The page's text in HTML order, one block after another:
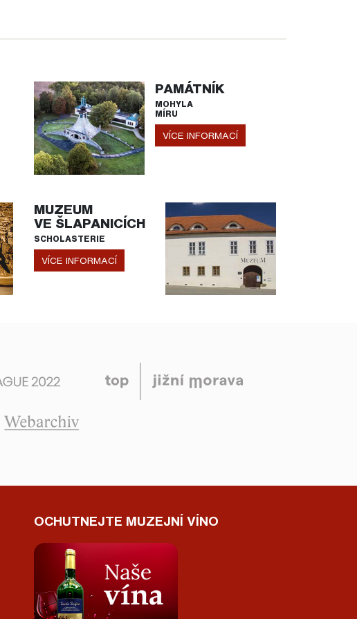
PAMÁTNÍK
MOHYLA
MÍRU
VÍCE INFORMACÍ
MUZEUM
VE ŠLAPANICÍCH
SCHOLASTERIE
VÍCE INFORMACÍ
OCHUTNEJTE MUZEJNÍ VÍNO